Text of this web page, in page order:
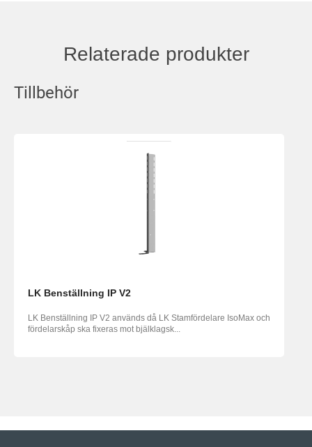
Relaterade produkter
Tillbehör
LK Benställning IP V2
LK Benställning IP V2 används då LK Stamfördelare IsoMax och
fördelarskåp ska fixeras mot bjälklagsk...